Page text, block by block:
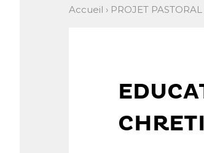
Accueil › PROJET PASTORAL